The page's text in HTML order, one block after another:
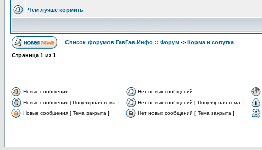
Чем лучше кормить
Список форумов ГавГав.Инфо :: Форум -> Корма и сопутка
Страница 1 из 1
Новые сообщения Нет новых сообщений
Новые сообщения [ Популярная тема ]
Нет новых сообщений [ Популярная тема ]
Новые сообщения [ Тема закрыта ]
Нет новых сообщений [ Тема закрыта ]